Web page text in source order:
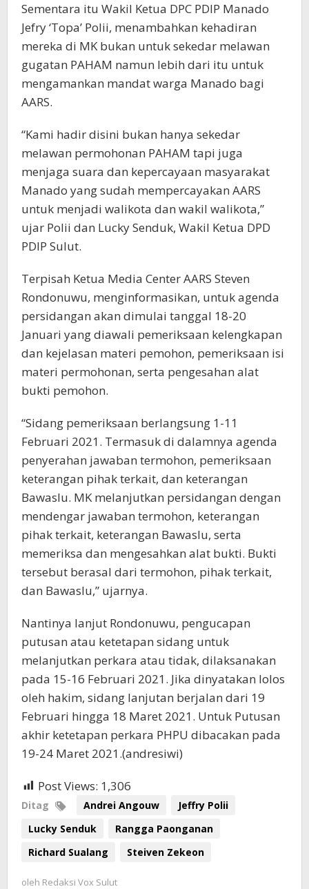
Sementara itu Wakil Ketua DPC PDIP Manado
Jefry ‘Topa’ Polii, menambahkan kehadiran
mereka di MK bukan untuk sekedar melawan
gugatan PAHAM namun lebih dari itu untuk
mengamankan mandat warga Manado bagi
AARS.
“Kami hadir disini bukan hanya sekedar
melawan permohonan PAHAM tapi juga
menjaga suara dan kepercayaan masyarakat
Manado yang sudah mempercayakan AARS
untuk menjadi walikota dan wakil walikota,”
ujar Polii dan Lucky Senduk, Wakil Ketua DPD
PDIP Sulut.
Terpisah Ketua Media Center AARS Steven
Rondonuwu, menginformasikan, untuk agenda
persidangan akan dimulai tanggal 18-20
Januari yang diawali pemeriksaan kelengkapan
dan kejelasan materi pemohon, pemeriksaan isi
materi permohonan, serta pengesahan alat
bukti pemohon.
“Sidang pemeriksaan berlangsung 1-11
Februari 2021. Termasuk di dalamnya agenda
penyerahan jawaban termohon, pemeriksaan
keterangan pihak terkait, dan keterangan
Bawaslu. MK melanjutkan persidangan dengan
mendengar jawaban termohon, keterangan
pihak terkait, keterangan Bawaslu, serta
memeriksa dan mengesahkan alat bukti. Bukti
tersebut berasal dari termohon, pihak terkait,
dan Bawaslu,” ujarnya.
Nantinya lanjut Rondonuwu, pengucapan
putusan atau ketetapan sidang untuk
melanjutkan perkara atau tidak, dilaksanakan
pada 15-16 Februari 2021. Jika dinyatakan lolos
oleh hakim, sidang lanjutan berjalan dari 19
Februari hingga 18 Maret 2021. Untuk Putusan
akhir ketetapan perkara PHPU dibacakan pada
19-24 Maret 2021.(andresiwi)
Post Views: 1,306
Ditag Andrei Angouw
Jeffry Polii
Lucky Senduk
Rangga Paonganan
Richard Sualang
Steiven Zekeon
oleh Redaksi Vox Sulut